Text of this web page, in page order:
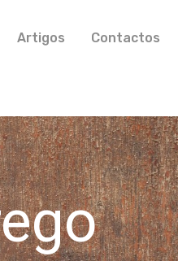
Artigos Contactos